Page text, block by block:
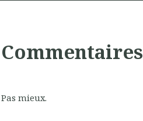
Commentaires
Pas mieux.